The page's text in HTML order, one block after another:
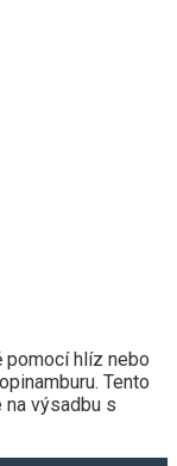
pomocí hlíz nebo
Tento
výsadbu s